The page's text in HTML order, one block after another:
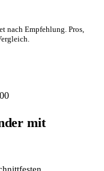
nach Empfehlung. Pros,
mit